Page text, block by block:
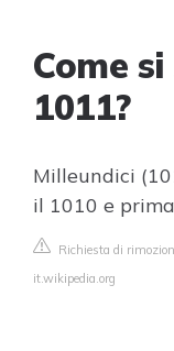
Come
1011?
Milleundici
il 1010 e
Richiesta di
it.wikipedia.org